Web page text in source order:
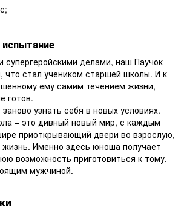
супергеройскими делами, наш Паучок
что стал учеником старшей школы. И к
ему самим течением жизни,
готов.
узнать себя в новых условиях.
– это дивный новый мир, с каждым
приоткрывающий двери во взрослую,
Именно здесь юноша получает
возможность приготовиться к тому,
мужчиной.